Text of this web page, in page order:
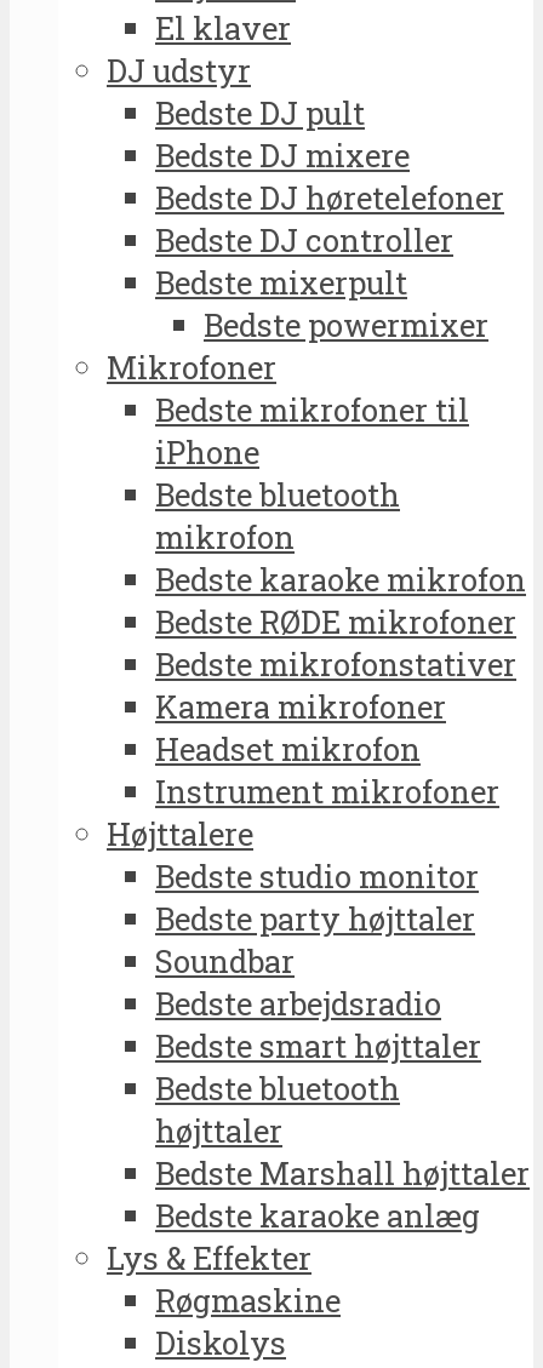
El klaver
DJ udstyr
Bedste DJ pult
Bedste DJ mixere
Bedste DJ høretelefoner
Bedste DJ controller
Bedste mixerpult
Bedste powermixer
Mikrofoner
Bedste mikrofoner til
iPhone
Bedste bluetooth
mikrofon
Bedste karaoke mikrofon
Bedste RØDE mikrofoner
Bedste mikrofonstativer
Kamera mikrofoner
Headset mikrofon
Instrument mikrofoner
Højttalere
Bedste studio monitor
Bedste party højttaler
Soundbar
Bedste arbejdsradio
Bedste smart højttaler
Bedste bluetooth
højttaler
Bedste Marshall højttaler
Bedste karaoke anlæg
Lys & Effekter
Røgmaskine
Diskolys